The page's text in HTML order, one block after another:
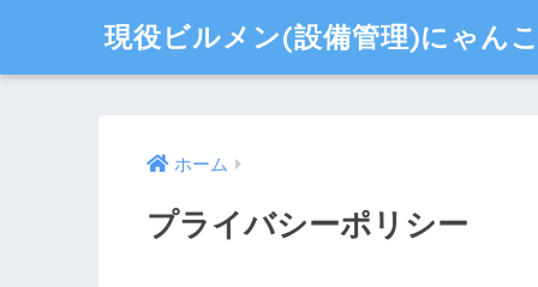
現役ビルメン(設備管理)にゃん
ホーム
プライバシーポリシー